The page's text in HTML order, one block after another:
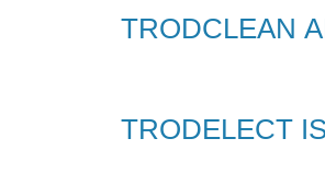
TRODCLEAN
TRODELECT